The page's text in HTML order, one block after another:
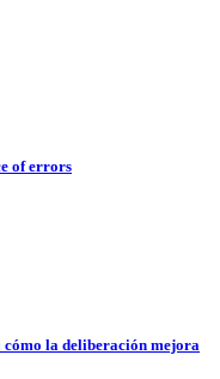
of errors
la deliberación mejora